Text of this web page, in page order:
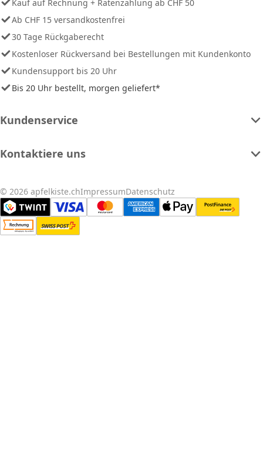
Kauf auf Rechnung + Ratenzahlung ab CHF 50
Ab CHF 15 versandkostenfrei
30 Tage Rückgaberecht
Kostenloser Rückversand bei Bestellungen mit Kundenkonto
Kundensupport bis 20 Uhr
Bis 20 Uhr bestellt, morgen geliefert*
Kundenservice
Kontaktiere uns
© 2026 apfelkiste.chImpressumDatenschutz